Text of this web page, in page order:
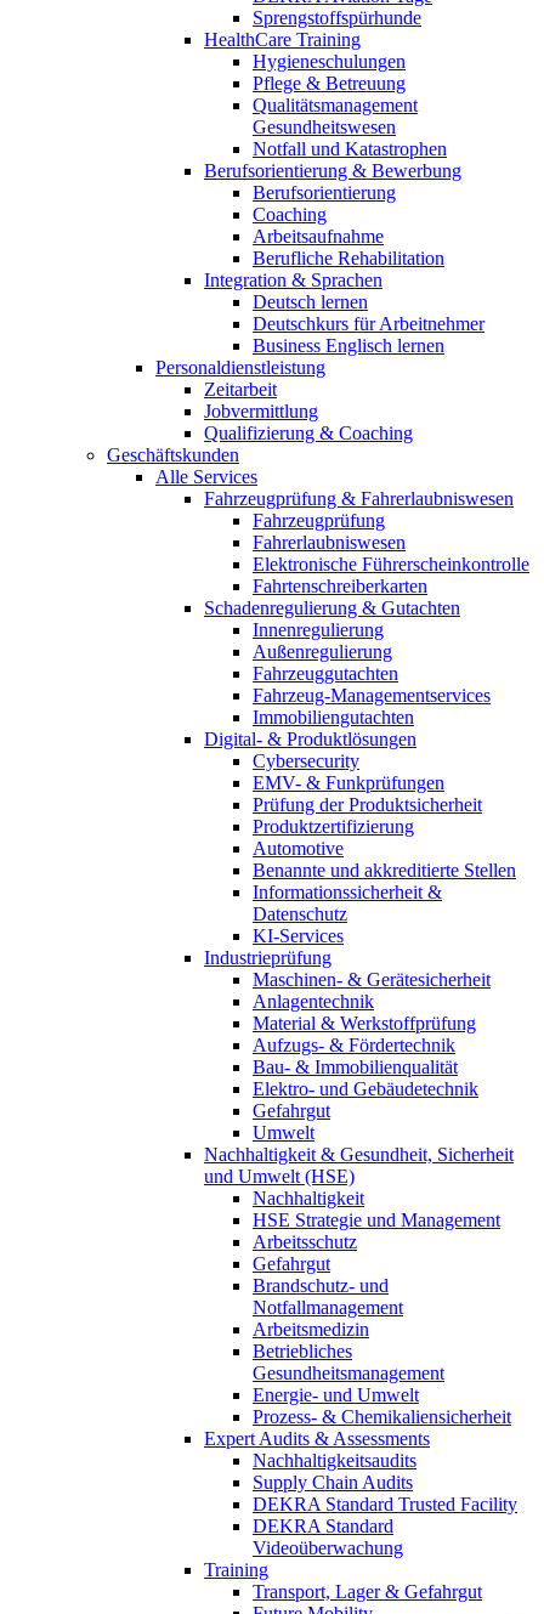
Sprengstoffspürhunde
HealthCare Training
Hygieneschulungen
Pflege & Betreuung
Qualitätsmanagement
Gesundheitswesen
Notfall und Katastrophen
Berufsorientierung & Bewerbung
Berufsorientierung
Coaching
Arbeitsaufnahme
Berufliche Rehabilitation
Integration & Sprachen
Deutsch lernen
Deutschkurs für Arbeitnehmer
Business Englisch lernen
Personaldienstleistung
Zeitarbeit
Jobvermittlung
Qualifizierung & Coaching
Geschäftskunden
Alle Services
Fahrzeugprüfung & Fahrerlaubniswesen
Fahrzeugprüfung
Fahrerlaubniswesen
Elektronische Führerscheinkontrolle
Fahrtenschreiberkarten
Schadenregulierung & Gutachten
Innenregulierung
Außenregulierung
Fahrzeuggutachten
Fahrzeug-Managementservices
Immobiliengutachten
Digital- & Produktlösungen
Cybersecurity
EMV- & Funkprüfungen
Prüfung der Produktsicherheit
Produktzertifizierung
Automotive
Benannte und akkreditierte Stellen
Informationssicherheit &
Datenschutz
KI-Services
Industrieprüfung
Maschinen- & Gerätesicherheit
Anlagentechnik
Material & Werkstoffprüfung
Aufzugs- & Fördertechnik
Bau- & Immobilienqualität
Elektro- und Gebäudetechnik
Gefahrgut
Umwelt
Nachhaltigkeit & Gesundheit, Sicherheit
und Umwelt (HSE)
Nachhaltigkeit
HSE Strategie und Management
Arbeitsschutz
Gefahrgut
Brandschutz- und
Notfallmanagement
Arbeitsmedizin
Betriebliches
Gesundheitsmanagement
Energie- und Umwelt
Prozess- & Chemikaliensicherheit
Expert Audits & Assessments
Nachhaltigkeitsaudits
Supply Chain Audits
DEKRA Standard Trusted Facility
DEKRA Standard
Videoüberwachung
Training
Transport, Lager & Gefahrgut